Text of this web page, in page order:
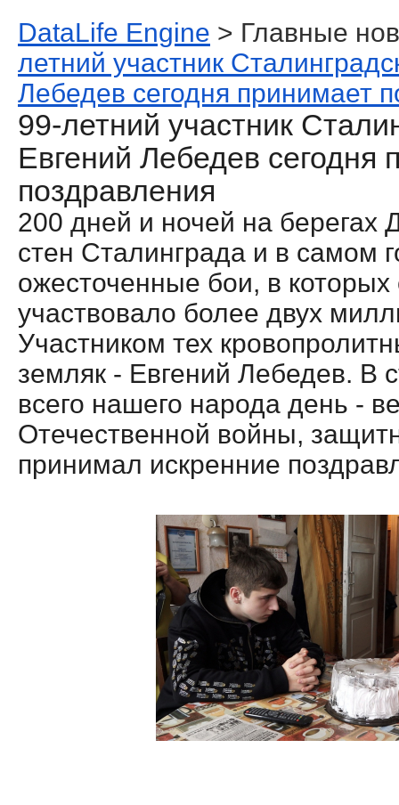
DataLife Engine > Главные
летний участник
Лебедев сегодня принимает
99-летний участник
Евгений Лебедев сегодня
поздравления
200 дней и ночей на берегах
стен Сталинграда и в самом
ожесточенные бои, в которых
участвовало более двух
Участником тех
земляк - Евгений Лебедев. В
всего нашего народа день -
Отечественной войны,
принимал искренние